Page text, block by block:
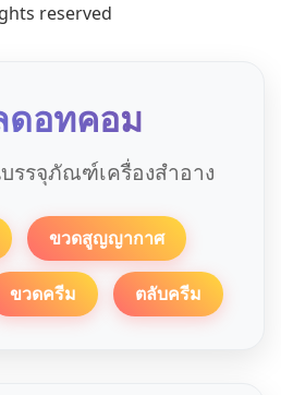
reserved
ดอทคอม
รรจุภัณฑ์เครื่องสำอาง
ขวดสูญญากาศ
ขวดครีม ตลับครีม